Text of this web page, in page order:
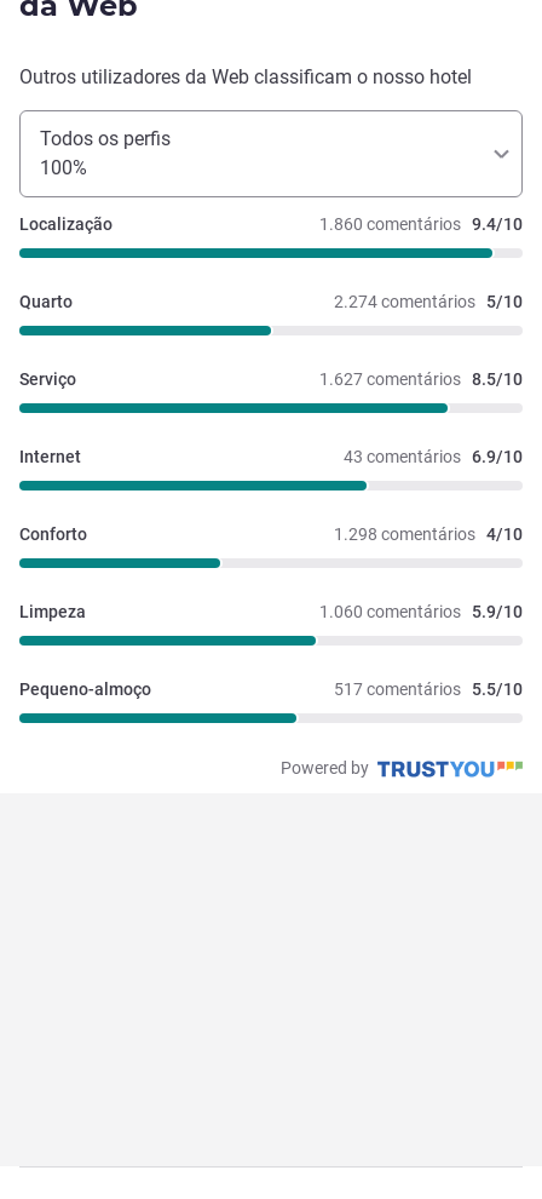
Outros utilizadores da Web classificam o nosso hotel
Todos os perfis
100%
1.860 comentários 9.4/10
Localização
2.274 comentários 5/10
Quarto
1.627 comentários 8.5/10
Serviço
43 comentários 6.9/10
Internet
1.298 comentários 4/10
Conforto
1.060 comentários 5.9/10
Limpeza
517 comentários 5.5/10
Pequeno-almoço
Powered by